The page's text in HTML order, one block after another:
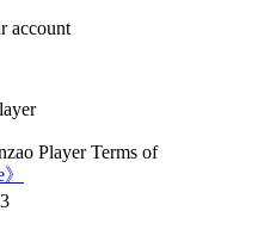
account
Player Terms of
》